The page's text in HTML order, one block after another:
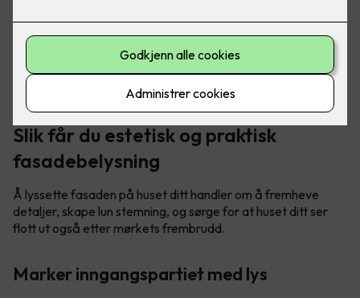
Med god utebelysning ser boligen moderne og innbydende
ut. Det er ikke bare penere å se på, men også en god
investering ved videre salg.
Slik får du estetisk og praktisk
fasadebelysning
Å lyssette fasaden på huset ditt handler om å fremheve
detaljer, skape lun stemning, og sørge for at huset ditt ser
flott ut også etter mørkets frembrudd.
Marker inngangspartiet med lys